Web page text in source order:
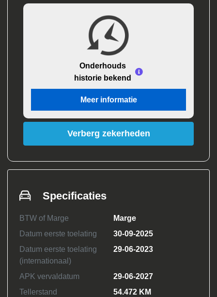
Onderhouds
historie bekend
Meer informatie
Verberg zekerheden
Specificaties
BTW of Marge
Marge
Datum eerste toelating
30-09-2025
Datum eerste toelating
(internationaal)
29-06-2023
APK vervaldatum
29-06-2027
Tellerstand
54.472 KM